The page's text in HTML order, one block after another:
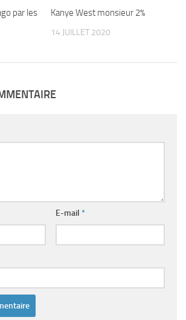
par les
Kanye West monsieur 2%
14 JUILLET 2020
E-mail *